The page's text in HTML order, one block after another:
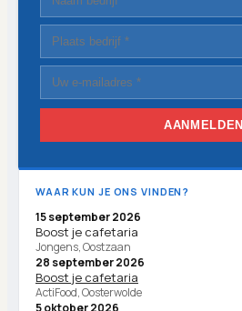
AANMELDEN
WAAR KUN JE ONS VINDEN?
15 september 2026
Boost je cafetaria
Jongens, Oostzaan
28 september 2026
Boost je cafetaria
ActiFood, Oosterwolde